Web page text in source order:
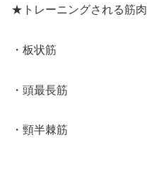
★トレーニングされる筋肉
・板状筋
・頭最長筋
・頸半棘筋